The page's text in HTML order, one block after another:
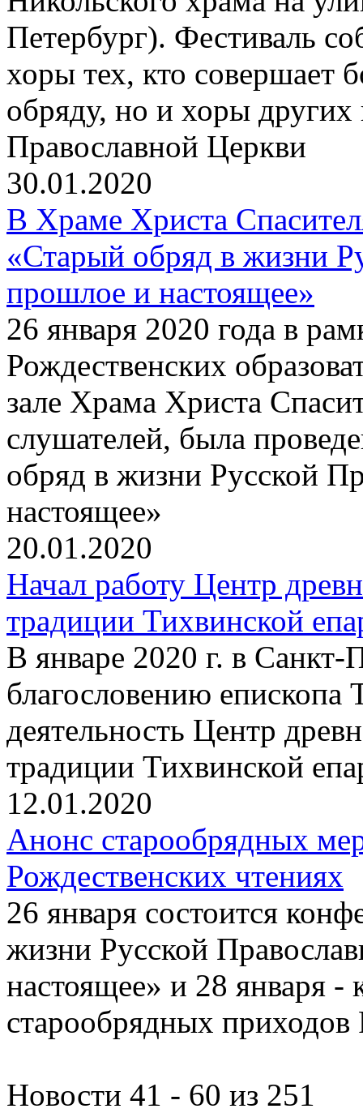
Петербург). Фестиваль
хоры тех, кто совершает
обряду, но и хоры других
Православной Церкви
30.01.2020
В Храме Христа
«Старый обряд в жизни
прошлое и настоящее»
26 января 2020 года в
Рождественских
зале Храма Христа
слушателей, была
обряд в жизни Русской
настоящее»
20.01.2020
Начал работу Центр
традиции Тихвинской
В январе 2020 г. в
благословению епископа
деятельность Центр
традиции Тихвинской
12.01.2020
Анонс старообрядных
Рождественских чтениях
26 января состоится
жизни Русской
настоящее» и 28 января -
старообрядных
Новости 41 - 60 из 251